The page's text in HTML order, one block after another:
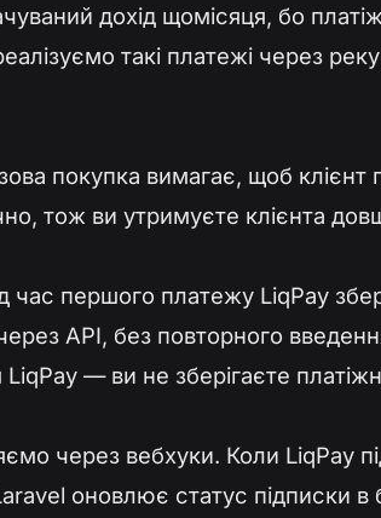
дохід щомісяця, бо
такі платежі через
покупка вимагає, щоб
тож ви утримуєте клієнта
першого платежу LiqPay
API, без повторного
— ви не зберігаєте
через вебхуки. Коли LiqPay
оновлює статус підписки в